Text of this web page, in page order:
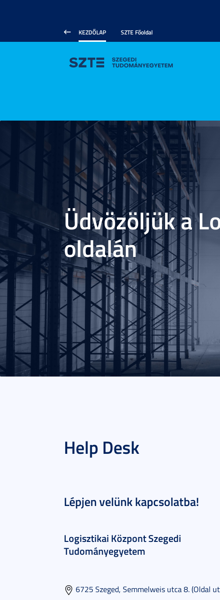
KEZDŐLAP SZTE Főoldal
Üdvözöljük a
oldalán
Help Desk
Lépjen velünk kapcsolatba!
Logisztikai Központ Szegedi
Tudományegyetem
6725 Szeged, Semmelweis utca 8. (Oldal